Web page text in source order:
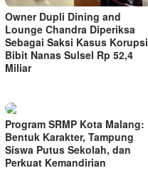
Owner Dupli Dining and
Lounge Chandra Diperiksa
Sebagai Saksi Kasus Korupsi
Bibit Nanas Sulsel Rp 52,4
Miliar
Program SRMP Kota Malang:
Bentuk Karakter, Tampung
Siswa Putus Sekolah, dan
Perkuat Kemandirian